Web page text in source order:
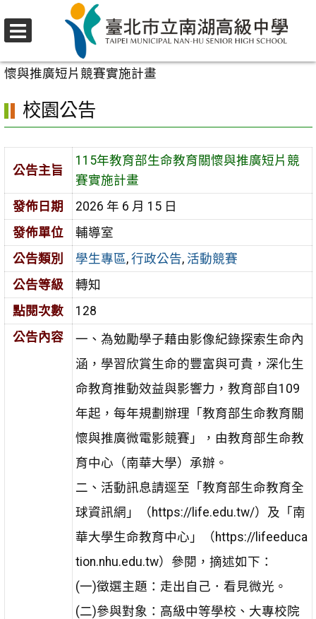
至
要
區
校園公告
懷與推廣短片競賽實施計畫
校園公告
公告主旨
115年教育部生命教育關懷與推廣短片競
賽實施計畫
發佈日期
2026 年 6 月 15 日
發佈單位
輔導室
公告類別
學生專區, 行政公告, 活動競賽
公告等級
轉知
點閱次數
128
公告內容
一、為勉勵學子藉由影像紀錄探索生命內
涵，學習欣賞生命的豐富與可貴，深化生
命教育推動效益與影響力，教育部自109
年起，每年規劃辦理「教育部生命教育關
懷與推廣微電影競賽」，由教育部生命教
育中心（南華大學）承辦。
二、活動訊息請逕至「教育部生命教育全
球資訊網」（https://life.edu.tw/）及「南
華大學生命教育中心」（https://lifeeduca
tion.nhu.edu.tw）參閱，摘述如下：
(一)徵選主題：走出自己．看見微光。
(二)參與對象：高級中等學校、大專校院
選
單